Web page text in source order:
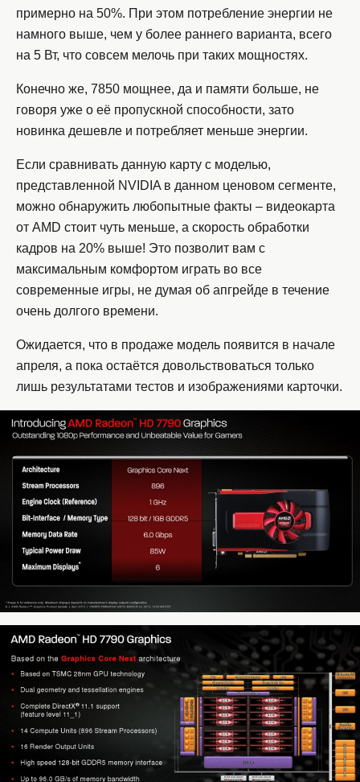
примерно на 50%. При этом потребление энергии не
намного выше, чем у более раннего варианта, всего
на 5 Вт, что совсем мелочь при таких мощностях.
Конечно же, 7850 мощнее, да и памяти больше, не
говоря уже о её пропускной способности, зато
новинка дешевле и потребляет меньше энергии.
Если сравнивать данную карту с моделью,
представленной NVIDIA в данном ценовом сегменте,
можно обнаружить любопытные факты – видеокарта
от AMD стоит чуть меньше, а скорость обработки
кадров на 20% выше! Это позволит вам с
максимальным комфортом играть во все
современные игры, не думая об апгрейде в течение
очень долгого времени.
Ожидается, что в продаже модель появится в начале
апреля, а пока остаётся довольствоваться только
лишь результатами тестов и изображениями карточки.